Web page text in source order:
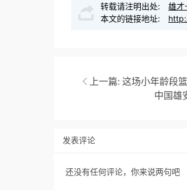
转载请注明出处:
雄才
本文的链接地址:
上一篇: 这场小年龄段
中国雄
发表评论
还没有任何评论，你来说两句吧